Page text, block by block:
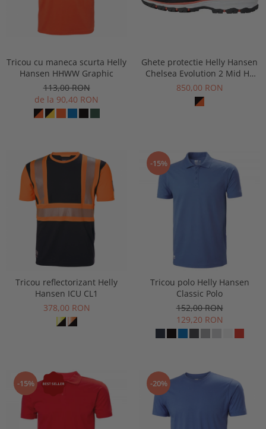
Tricou cu maneca scurta Helly
Hansen HHWW Graphic
113,00 RON
de la 90,40 RON
Ghete protectie Helly Hansen
Chelsea Evolution 2 Mid HT
Soft Toe, O2, HRO, SRC, ESD
850,00 RON
Tricou reflectorizant Helly
Hansen ICU CL1
378,00 RON
-15%
Tricou polo Helly Hansen
Classic Polo
152,00 RON
129,20 RON
-15% -20%